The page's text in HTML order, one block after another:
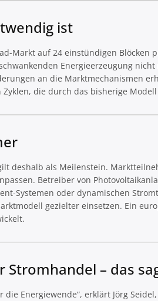
ist
Markt auf 24 einstündigen Blöcken
Energieerzeugung
an die Marktmechanismen
die durch das bisherige
deshalb als Meilenstein.
Betreiber von
Systemen oder dynamischen
gezielter einsetzen. Ein
– das
die Energiewende“, erklärt Jörg